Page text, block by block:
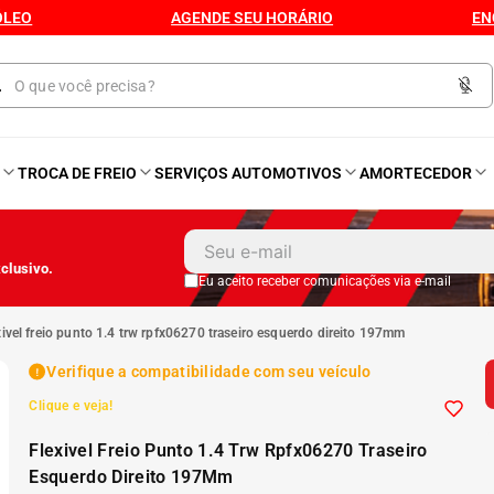
AGENDE SEU HORÁRIO
TROCA DE FREIO SERVIÇOS AUTOMOTIVOS AMORTECEDOR
Eu aceito receber comunicações via e-mail
freio punto 1.4 trw rpfx06270 traseiro esquerdo direito 197mm
Verifique a compatibilidade com seu veículo
Clique e veja!
Flexivel Freio Punto 1.4 Trw Rpfx06270 Traseiro
Esquerdo Direito 197Mm
º Kit 4 Pneu
º Kit Pneu
º Bproauto
175 65r14
Kit 4 Pneu Xbri Aro 13